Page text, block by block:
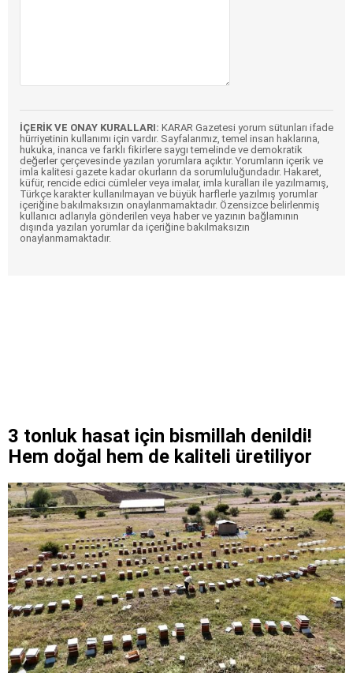
İÇERİK VE ONAY KURALLARI: KARAR Gazetesi yorum sütunları ifade
hürriyetinin kullanımı için vardır. Sayfalarımız, temel insan haklarına,
hukuka, inanca ve farklı fikirlere saygı temelinde ve demokratik
değerler çerçevesinde yazılan yorumlara açıktır. Yorumların içerik ve
imla kalitesi gazete kadar okurların da sorumluluğundadır. Hakaret,
küfür, rencide edici cümleler veya imalar, imla kuralları ile yazılmamış,
Türkçe karakter kullanılmayan ve büyük harflerle yazılmış yorumlar
içeriğine bakılmaksızın onaylanmamaktadır. Özensizce belirlenmiş
kullanıcı adlarıyla gönderilen veya haber ve yazının bağlamının
dışında yazılan yorumlar da içeriğine bakılmaksızın
onaylanmamaktadır.
3 tonluk hasat için bismillah denildi!
Hem doğal hem de kaliteli üretiliyor